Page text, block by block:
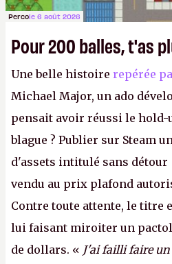
Percole 6 août 2026
Pour 200 balles, t'as
Une belle histoire repérée
Michael Major, un ado
pensait avoir réussi le hold-
blague ? Publier sur Steam
d'assets intitulé sans détour
vendu au prix plafond
Contre toute attente, le titre
lui faisant miroiter un
de dollars. « J'ai failli faire